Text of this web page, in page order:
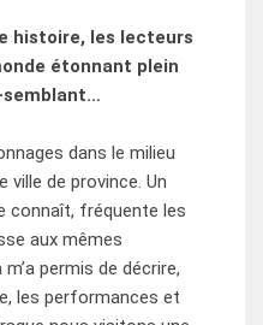
histoire, les lecteurs
étonnant plein
semblant…
dans le milieu
ville de province. Un
connaît, fréquente les
aux mêmes
permis de décrire,
les performances et